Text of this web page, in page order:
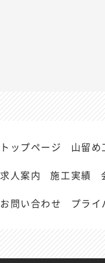
トップページ 山留め
求人案内
施工実績
お問い合わせ
プラ